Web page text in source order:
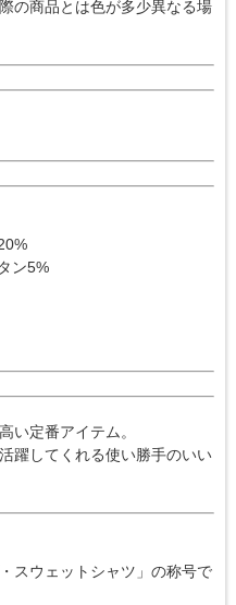
の商品とは色が多少異なる場
ン5%
い定番アイテム。
躍してくれる使い勝手のいい
スウェットシャツ」の称号で